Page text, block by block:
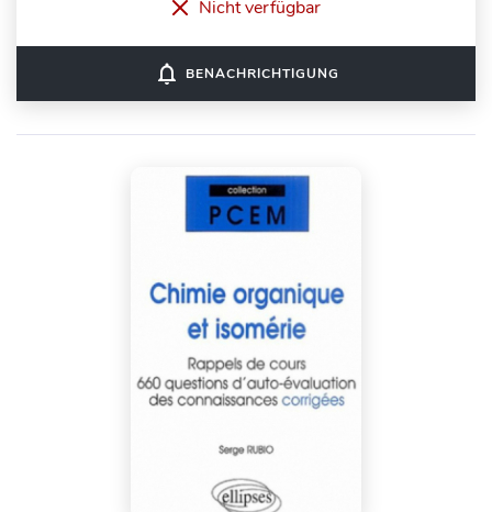
Nicht verfügbar
notifications_none BENACHRICHTIGUNG